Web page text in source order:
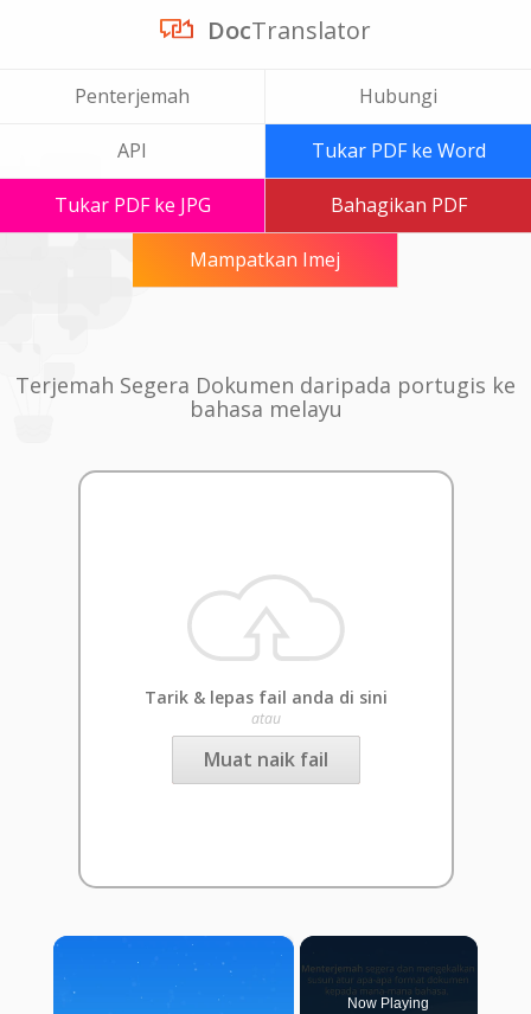
DocTranslator
Penterjemah Hubungi
API Tukar PDF ke Word
Tukar PDF ke JPG Bahagikan PDF
Mampatkan Imej
Terjemah Segera Dokumen daripada portugis ke
bahasa melayu
Tarik & lepas fail anda di sini
atau
Muat naik fail
×
Now Playing